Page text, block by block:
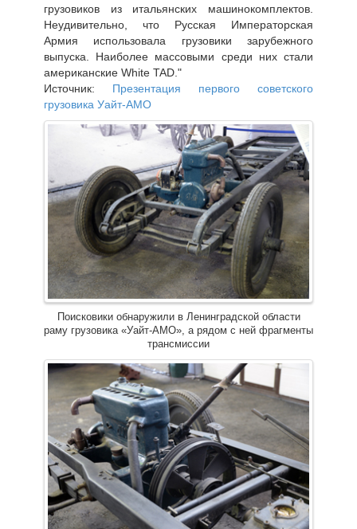
грузовиков из итальянских машинокомплектов.
Неудивительно, что Русская Императорская
Армия использовала грузовики зарубежного
выпуска. Наиболее массовыми среди них стали
американские White TAD."
Источник: Презентация первого советского
грузовика Уайт-АМО
Поисковики обнаружили в Ленинградской области
раму грузовика «Уайт-АМО», а рядом с ней фрагменты
трансмиссии